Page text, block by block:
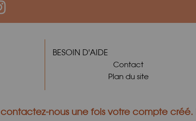
BESOIN D'AIDE
Contact
Plan du site
contactez-nousune fois votre compte créé.